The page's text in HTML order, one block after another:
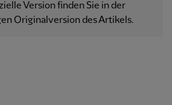
Version finden Sie in der
Originalversion des Artikels.